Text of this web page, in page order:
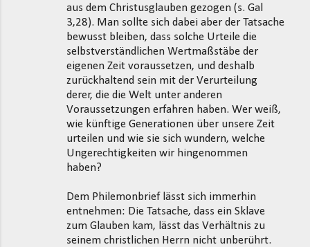
aus dem Christusglauben gezogen (s. Gal
3,28). Man sollte sich dabei aber der Tatsache
bewusst bleiben, dass solche Urteile die
selbstverständlichen Wertmaßstäbe der
eigenen Zeit voraussetzen, und deshalb
zurückhaltend sein mit der Verurteilung
derer, die die Welt unter anderen
Voraussetzungen erfahren haben. Wer weiß,
wie künftige Generationen über unsere Zeit
urteilen und wie sie sich wundern, welche
Ungerechtigkeiten wir hingenommen
haben?
Dem Philemonbrief lässt sich immerhin
entnehmen: Die Tatsache, dass ein Sklave
zum Glauben kam, lässt das Verhältnis zu
seinem christlichen Herrn nicht unberührt.